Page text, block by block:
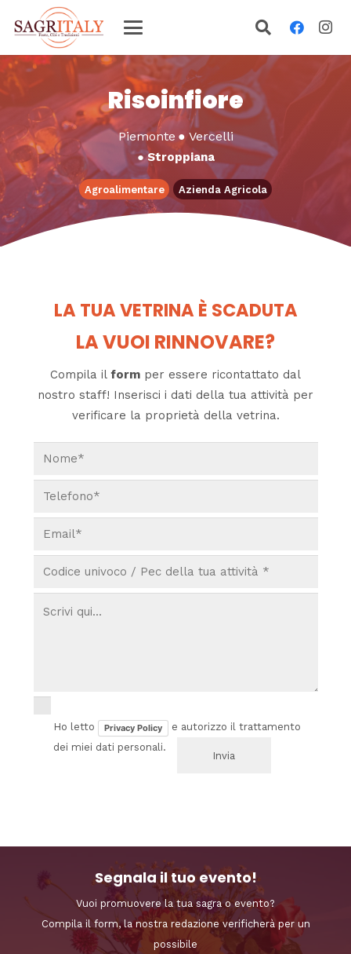
Risoinfiore
Piemonte ● Vercelli
●Stroppiana
Agroalimentare Azienda Agricola
LA TUA VETRINA È SCADUTA
LA VUOI RINNOVARE?
Compila il form per essere ricontattato dal
nostro staff! Inserisci i dati della tua attività per
verificare la proprietà della vetrina.
Ho letto Privacy Policy
e autorizzo il trattamento
dei miei dati personali.
Segnala il tuo evento!
Vuoi promuovere la tua sagra o evento?
Compila il form, la nostra redazione verificherà per un
possibile